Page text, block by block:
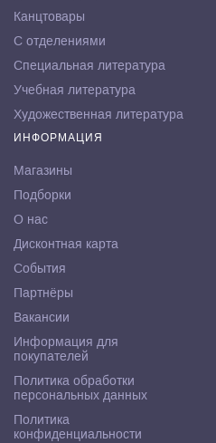
Канцтовары
С отделениями
Специальная литература
Учебная литература
Художественная литература
ИНФОРМАЦИЯ
Магазины
Подборки
О нас
Дисконтная карта
События
Партнёры
Вакансии
Информация для
покупателей
Политика обработки
персональных данных
Политика
конфиденциальности